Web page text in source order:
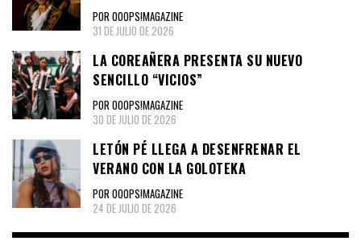
POR OOOPS!MAGAZINE
31 DE JULIO DE 2026
LA COREAÑERA PRESENTA SU NUEVO
SENCILLO “VICIOS”
POR OOOPS!MAGAZINE
30 DE JULIO DE 2026
LETÓN PÉ LLEGA A DESENFRENAR EL
VERANO CON LA GOLOTEKA
POR OOOPS!MAGAZINE
24 DE JULIO DE 2026